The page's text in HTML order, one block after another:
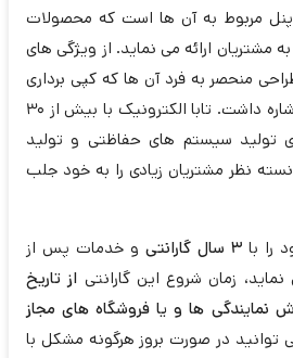
پنل مربوط به آن ها است که محصولات
مشتریان ارائه می نماید. از ویژگی های
منحصر به فرد آن ها که کپی برداری
از دیگر برند ها نیست، اشاره داشت. تابا الکترونیک با بیش از 30
تولید سیستم های حفاظتی و تولید
نظر مشتریان زیادی را به خود جلب
را با 3 سال گارانتی
و خدمات پس از
زمان شروع این گارانتی از تاریخ
نمایندگی ها و یا فروشگاه های مجاز
توانید در صورت بروز هرگونه مشکل با